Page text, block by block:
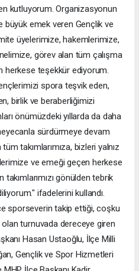
kutluyorum. Organizasyonun
büyük emek veren Gençlik ve
üyelerimize, hakemlerimize,
görev alan tüm çalışma
herkese teşekkür ediyorum.
spora teşvik eden,
birlik ve beraberliğimizi
önümüzdeki yıllarda da daha
sürdürmeye devam
takımlarımıza, bizleri yalnız
ve emeği geçen herkese
gönülden tebrik
ifadelerini kullandı.
sporseverin takip ettiği, coşku
turnuvada dereceye giren
Hasan Ustaoğlu, İlçe Milli
Gençlik ve Spor Hizmetleri